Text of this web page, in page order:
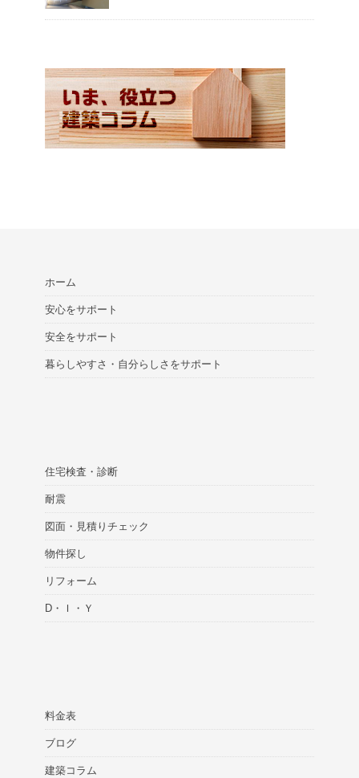
ホーム
安心をサポート
安全をサポート
暮らしやすさ・自分らしさをサポート
住宅検査・診断
耐震
図面・見積りチェック
物件探し
リフォーム
D・Ｉ・Ｙ
料金表
ブログ
建築コラム